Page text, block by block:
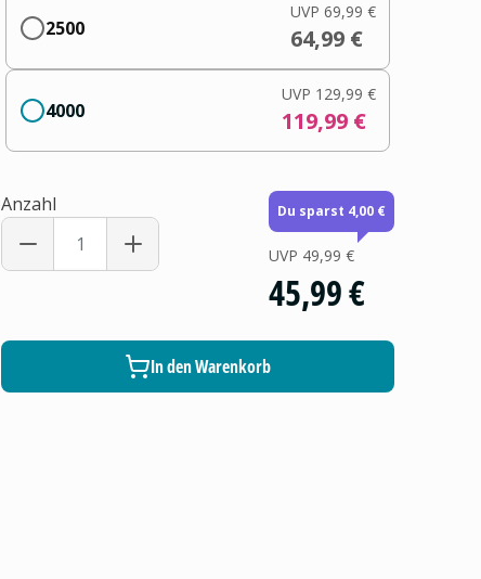
2500
UVP 69,99 €
64,99 €
4000
UVP 129,99 €
119,99 €
Anzahl Du sparst 4,00 €
UVP 49,99 €
45,99 €
In den Warenkorb